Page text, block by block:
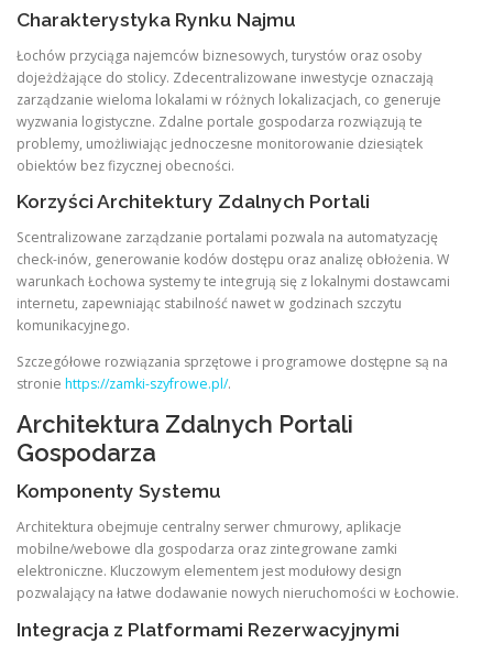
Charakterystyka Rynku Najmu
Łochów przyciąga najemców biznesowych, turystów oraz osoby
dojeżdżające do stolicy. Zdecentralizowane inwestycje oznaczają
zarządzanie wieloma lokalami w różnych lokalizacjach, co generuje
wyzwania logistyczne. Zdalne portale gospodarza rozwiązują te
problemy, umożliwiając jednoczesne monitorowanie dziesiątek
obiektów bez fizycznej obecności.
Korzyści Architektury Zdalnych Portali
Scentralizowane zarządzanie portalami pozwala na automatyzację
check-inów, generowanie kodów dostępu oraz analizę obłożenia. W
warunkach Łochowa systemy te integrują się z lokalnymi dostawcami
internetu, zapewniając stabilność nawet w godzinach szczytu
komunikacyjnego.
Szczegółowe rozwiązania sprzętowe i programowe dostępne są na
stronie https://zamki-szyfrowe.pl/.
Architektura Zdalnych Portali
Gospodarza
Komponenty Systemu
Architektura obejmuje centralny serwer chmurowy, aplikacje
mobilne/webowe dla gospodarza oraz zintegrowane zamki
elektroniczne. Kluczowym elementem jest modułowy design
pozwalający na łatwe dodawanie nowych nieruchomości w Łochowie.
Integracja z Platformami Rezerwacyjnymi